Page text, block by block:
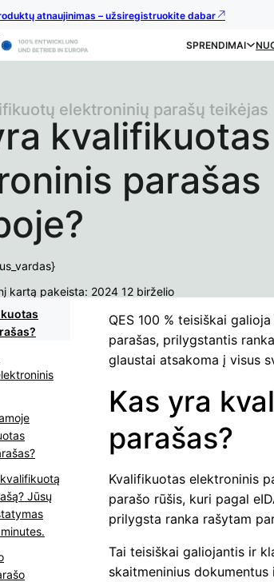
atnaujinimas – užsiregistruokite dabar
SPRENDIMAI
kvalifikuotas
parašas
elektroninių parašų teikėjas
kartą pakeista: 2024 12 birželio
Jūsų
QES 100 % teisiškai
parašas, prilygstantis
glaustai atsakoma į visus
Kas yra
parašas?
Kvalifikuotas elektroninis
parašo rūšis, kuri pagal
prilygsta ranka rašytam
Tai teisiškai galiojantis ir
skaitmeninius